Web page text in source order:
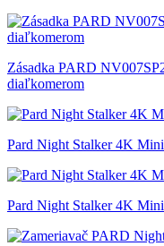
Zásadka PARD
diaľkomerom
Pard Night Stalker 4K
Pard Night Stalker 4K